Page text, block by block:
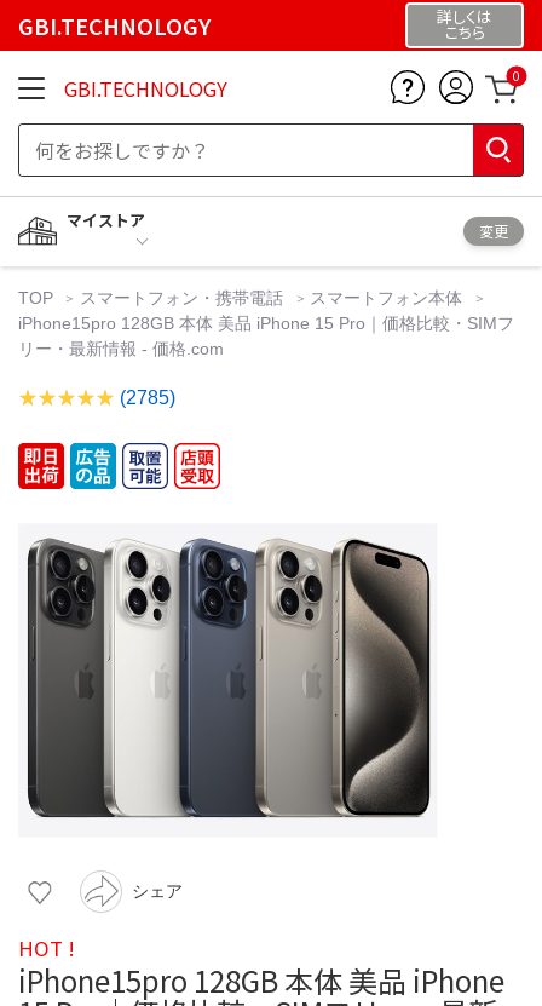
GBI.TECHNOLOGY 詳しくは
こちら
GBI.TECHNOLOGY 0
マイストア
変更
TOP スマートフォン・携帯電話
スマートフォン本体
iPhone15pro 128GB 本体 美品 iPhone 15 Pro｜価格比較・SIMフ
リー・最新情報 - 価格.com
(2785)
シェア
HOT !
iPhone15pro 128GB 本体 美品 iPhone